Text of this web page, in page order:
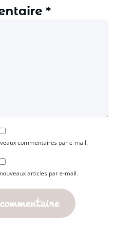
*
commentaires par e-mail.
articles par e-mail.